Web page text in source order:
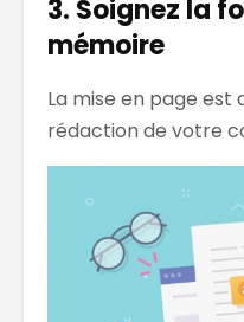
3. Soignez la
mémoire
La mise en page est
rédaction de votre